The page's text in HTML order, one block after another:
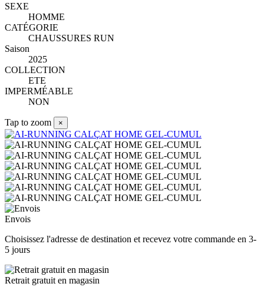
SEXE
HOMME
CATÉGORIE
CHAUSSURES RUN
Saison
2025
COLLECTION
ETE
IMPERMÉABLE
NON
Tap to zoom ×
Envois
Choisissez l'adresse de destination et recevez votre commande en 3-
5 jours
Retrait gratuit en magasin